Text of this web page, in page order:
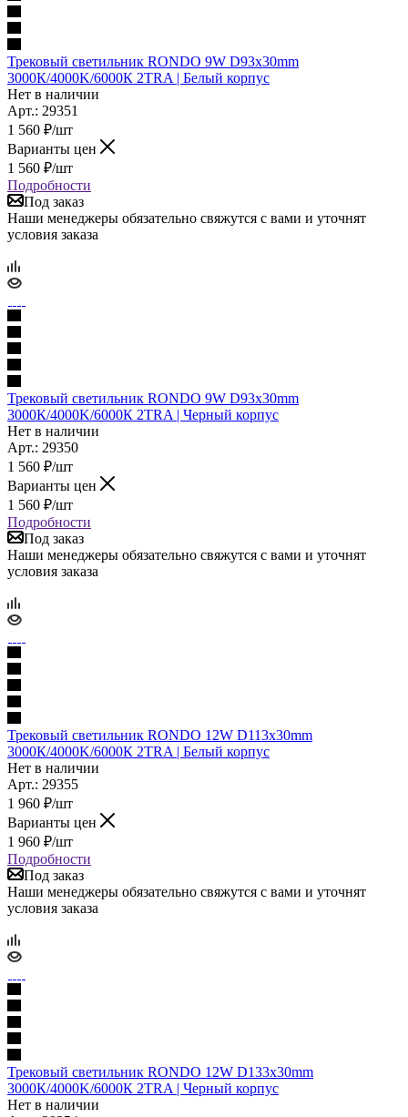
Трековый светильник RONDO 9W D93x30mm
3000К/4000K/6000К 2TRA | Белый корпус
Нет в наличии
Арт.: 29351
1 560 ₽/шт
Варианты цен
1 560 ₽/шт
Подробности
Под заказ
Наши менеджеры обязательно свяжутся с вами и уточнят
условия заказа
Трековый светильник RONDO 9W D93x30mm
3000К/4000K/6000К 2TRA | Черный корпус
Нет в наличии
Арт.: 29350
1 560 ₽/шт
Варианты цен
1 560 ₽/шт
Подробности
Под заказ
Наши менеджеры обязательно свяжутся с вами и уточнят
условия заказа
Трековый светильник RONDO 12W D113x30mm
3000К/4000K/6000К 2TRA | Белый корпус
Нет в наличии
Арт.: 29355
1 960 ₽/шт
Варианты цен
1 960 ₽/шт
Подробности
Под заказ
Наши менеджеры обязательно свяжутся с вами и уточнят
условия заказа
Трековый светильник RONDO 12W D133x30mm
3000К/4000K/6000К 2TRA | Черный корпус
Нет в наличии